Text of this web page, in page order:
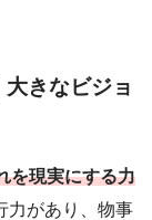
きなビジョ
を現実にする力
力があり、物事